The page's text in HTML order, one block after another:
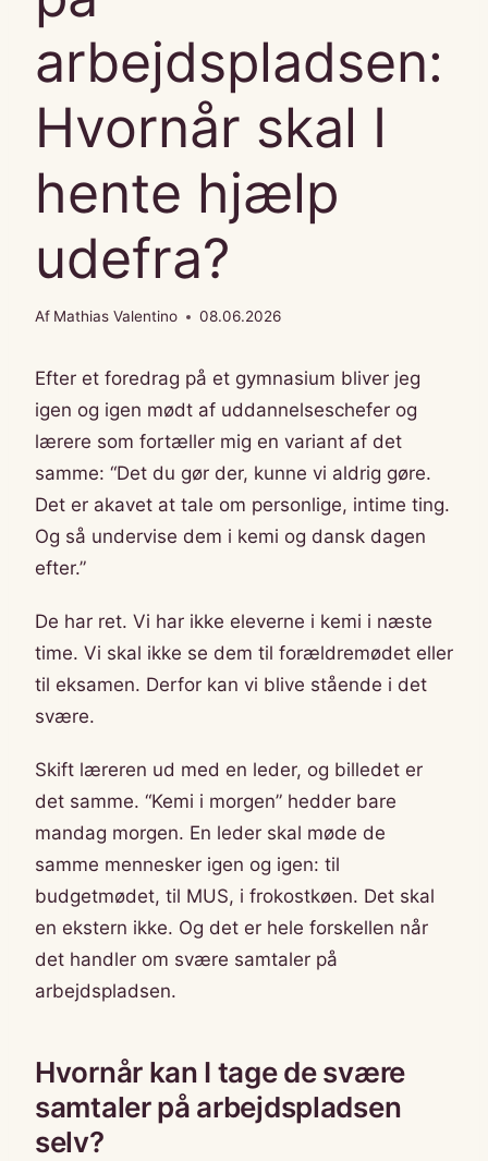
arbejdspladsen:
Hvornår skal I
hente hjælp
udefra?
Af Mathias Valentino 08.06.2026
Efter et foredrag på et gymnasium bliver jeg
igen og igen mødt af uddannelseschefer og
lærere som fortæller mig en variant af det
samme: “Det du gør der, kunne vi aldrig gøre.
Det er akavet at tale om personlige, intime ting.
Og så undervise dem i kemi og dansk dagen
efter.”
De har ret. Vi har ikke eleverne i kemi i næste
time. Vi skal ikke se dem til forældremødet eller
til eksamen. Derfor kan vi blive stående i det
svære.
Skift læreren ud med en leder, og billedet er
det samme. “Kemi i morgen” hedder bare
mandag morgen. En leder skal møde de
samme mennesker igen og igen: til
budgetmødet, til MUS, i frokostkøen. Det skal
en ekstern ikke. Og det er hele forskellen når
det handler om svære samtaler på
arbejdspladsen.
Hvornår kan I tage de svære
samtaler på arbejdspladsen
selv?